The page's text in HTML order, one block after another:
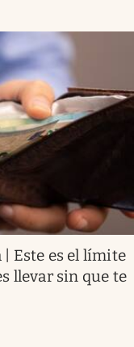
Este es el límite
llevar sin que te